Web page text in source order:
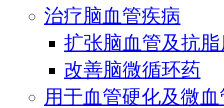
治疗脑血管疾病
扩张脑血管及抗
改善脑微循环药
用于血管硬化及微